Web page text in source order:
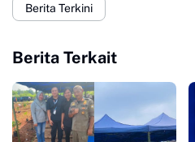
Berita Terkini
Berita Terkait